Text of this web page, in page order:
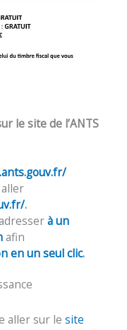
le site de l’ANTS
.
à un
afin
en un seul clic.
aller sur le site